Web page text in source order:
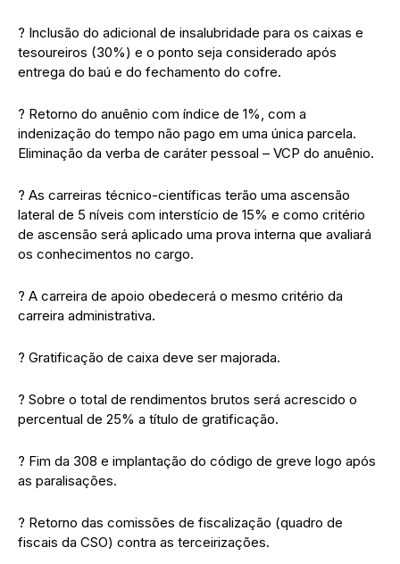
? Inclusão do adicional de insalubridade para os caixas e
tesoureiros (30%) e o ponto seja considerado após
entrega do baú e do fechamento do cofre.
? Retorno do anuênio com índice de 1%, com a
indenização do tempo não pago em uma única parcela.
Eliminação da verba de caráter pessoal – VCP do anuênio.
? As carreiras técnico-científicas terão uma ascensão
lateral de 5 níveis com interstício de 15% e como critério
de ascensão será aplicado uma prova interna que avaliará
os conhecimentos no cargo.
? A carreira de apoio obedecerá o mesmo critério da
carreira administrativa.
? Gratificação de caixa deve ser majorada.
? Sobre o total de rendimentos brutos será acrescido o
percentual de 25% a título de gratificação.
? Fim da 308 e implantação do código de greve logo após
as paralisações.
? Retorno das comissões de fiscalização (quadro de
fiscais da CSO) contra as terceirizações.